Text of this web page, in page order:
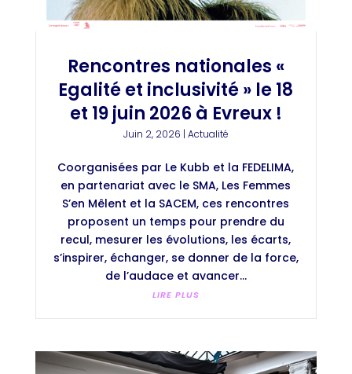
Rencontres nationales «
Egalité et inclusivité » le 18
et 19 juin 2026 à Evreux !
Juin 2, 2026 | Actualité
Coorganisées par Le Kubb et la FEDELIMA,
en partenariat avec le SMA, Les Femmes
S’en Mêlent et la SACEM, ces rencontres
proposent un temps pour prendre du
recul, mesurer les évolutions, les écarts,
s’inspirer, échanger, se donner de la force,
de l’audace et avancer...
LIRE PLUS